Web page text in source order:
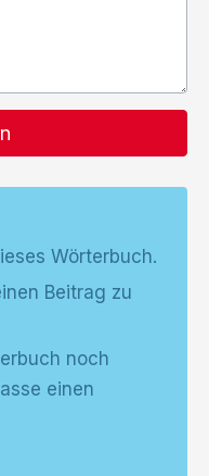
Wörterbuch.
Beitrag zu
noch
einen